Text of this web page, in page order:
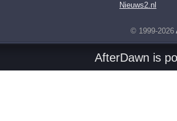
Nieuws2.nl
© 1999-2026
AfterDawn is